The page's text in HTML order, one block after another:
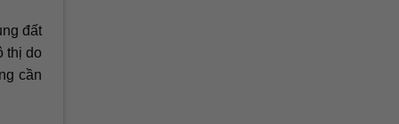
đất
thị do
cần